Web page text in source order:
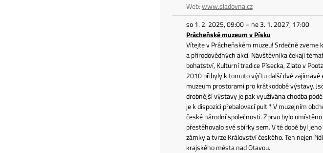
Web:www.sladovna.cz
so 1. 2. 2025, 09:00 – ne 3. 1. 2027, 17:00
Prácheňské muzeum v Písku
Vítejte v Prácheňském muzeu! Srdečně
a přírodovědných akcí. Návštěvníka čekají
bohatství, Kulturní tradice Písecka, Zlato v
2010 přibyly k tomuto výčtu další dvě zajímavé
muzeum prostorami pro krátkodobé výstavy.
drobnější výstavy je pak využívána chodba
je k dispozici přebalovací pult * V muzejním
české národní společnosti. Zprvu bylo
přestěhovalo své sbírky sem. V té době byl
zámky a tvrze Království českého. Ten nejen
krajského města nad Otavou.